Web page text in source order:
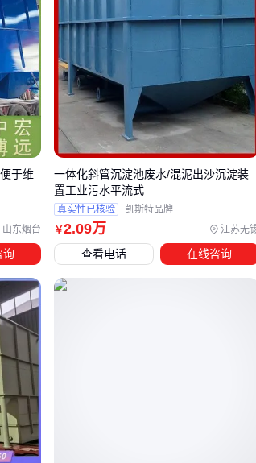
效运行，还需要哪些配套设备？
些配套往往被忽视却至关重要：
污泥特性选择沉淀池排泥阀
类型，粘性污
阀
期冲洗管束的喷头布置间距不应超过1.5米
束进出口设置浊度仪，数据落差超15%即需
装 沉淀池填料
冲洗系统，运行半年后处
配套设备的选型成本通常占主设备15-20%，
套系统3-5年使用寿命。
何避免沉淀池的常见问题？
护细节：
用内窥镜抽查10%的管束，沉积厚度超1/3管
地区停用时必须排空存水，避免冻胀破坏斜
等混凝剂投加量变化时，要同步调整
山东烟台
于维
询
￥2.09万 江苏无
一体化斜管沉淀池废水/混泥出沙沉淀装
置工业污水平流式
真实性已核验 凯斯特品牌
查看电话 在线咨询